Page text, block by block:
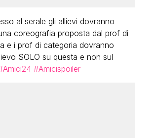
al serale gli allievi dovranno
coreografia proposta dal prof di
e i prof di categoria dovranno
SOLO su questa e non sul
#Amicispoiler